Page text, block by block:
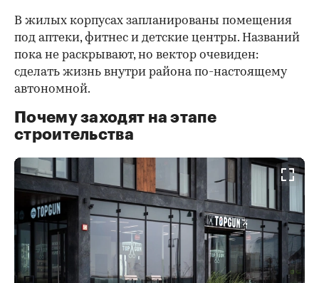
В жилых корпусах запланированы помещения
под аптеки, фитнес и детские центры. Названий
пока не раскрывают, но вектор очевиден:
сделать жизнь внутри района по-настоящему
автономной.
Почему заходят на этапе
строительства